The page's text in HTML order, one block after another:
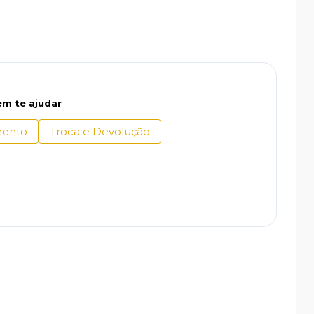
te ajudar
Troca e Devolução